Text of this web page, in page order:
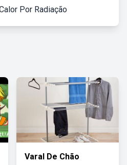
Por Radiação
Varal De Chão